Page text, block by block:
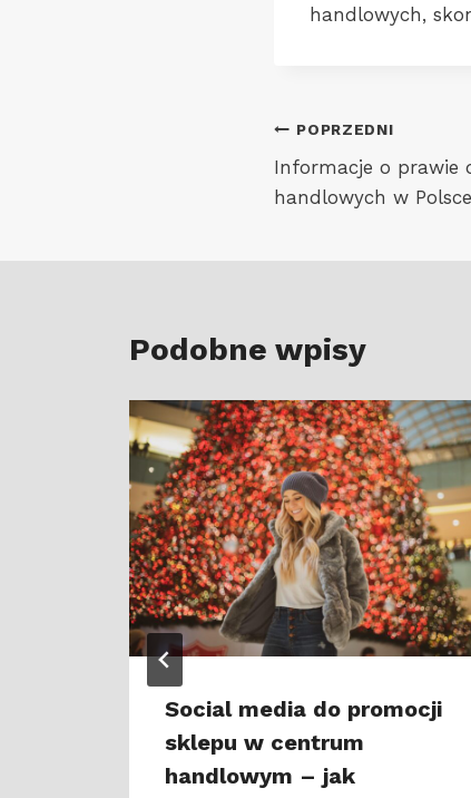
handlowych,
Nawigacja
wpisu
POPRZEDNI
Informacje o prawie
handlowych w Polsce
Podobne wpisy
Social media do promocji
sklepu w centrum
handlowym – jak